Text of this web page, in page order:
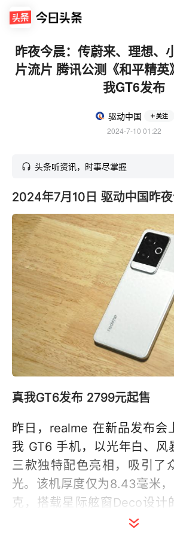
昨夜今晨：传蔚来、理想、
片流片 腾讯公测《和平精
我GT6发布
驱动中国 关注
2024-7-10 01:22
头条听资讯，时事尽掌握
2024年7月10日 驱动中国昨
真我GT6发布 2799元起售
昨日，realme 在新品发布会
我 GT6 手机，以光年白、风
三款独特配色亮相，吸引了
光。该机厚度仅为8.43毫米
克，搭载星际舷窗Deco设计
并配备金属中框与微弧四曲面